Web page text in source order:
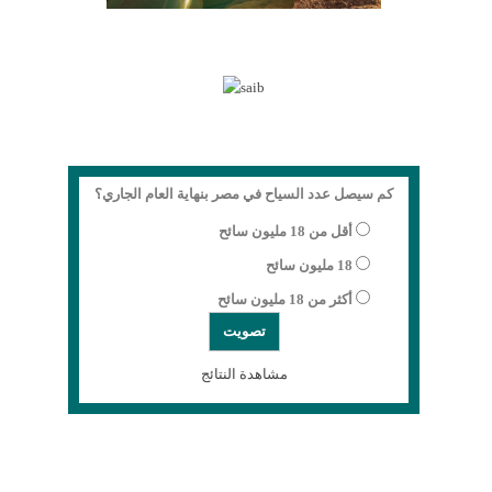
كم سيصل عدد السياح في مصر بنهاية العام الجاري؟
أقل من 18 مليون سائح
18 مليون سائح
أكثر من 18 مليون سائح
مشاهدة النتائج